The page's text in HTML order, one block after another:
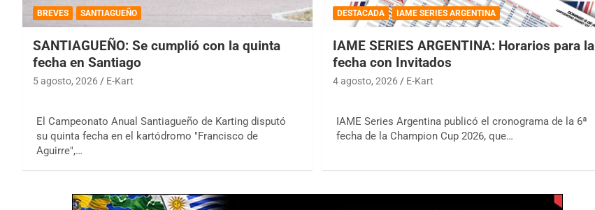
BREVES SANTIAGUEÑO
SANTIAGUEÑO: Se cumplió con la quinta
fecha en Santiago
5 agosto, 2026 E-Kart
El Campeonato Anual Santiagueño de Karting disputó
su quinta fecha en el kartódromo "Francisco de
Aguirre",…
DESTACADA IAME SERIES ARGENTINA
IAME SERIES ARGENTINA: Horarios para la
fecha con Invitados
4 agosto, 2026 E-Kart
IAME Series Argentina publicó el cronograma de la 6ª
fecha de la Champion Cup 2026, que…